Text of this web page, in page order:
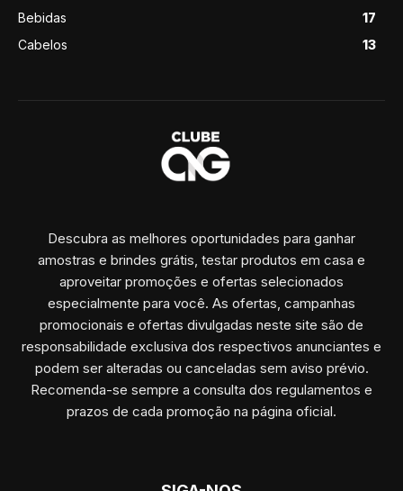
Bebidas
17
Cabelos
13
Descubra as melhores oportunidades para ganhar
amostras e brindes grátis, testar produtos em casa e
aproveitar promoções e ofertas selecionados
especialmente para você. As ofertas, campanhas
promocionais e ofertas divulgadas neste site são de
responsabilidade exclusiva dos respectivos anunciantes e
podem ser alteradas ou canceladas sem aviso prévio.
Recomenda-se sempre a consulta dos regulamentos e
prazos de cada promoção na página oficial.